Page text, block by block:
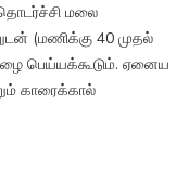
மலை
(மணிக்கு 40 முதல்
பெய்யக்கூடும். ஏனைய
காரைக்கால்